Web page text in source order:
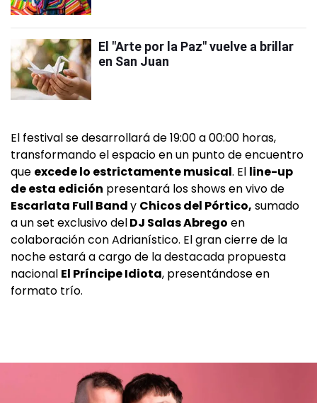
El "Arte por la Paz" vuelve a brillar
en San Juan
El festival se desarrollará de 19:00 a 00:00 horas,
transformando el espacio en un punto de encuentro
que excede lo estrictamente musical. El line-up
de esta edición presentará los shows en vivo de
Escarlata Full Bandy Chicos del Pórtico, sumado
a un set exclusivo delDJ Salas Abrego en
colaboración con Adrianístico. El gran cierre de la
noche estará a cargo de la destacada propuesta
nacional El Príncipe Idiota, presentándose en
formato trío.